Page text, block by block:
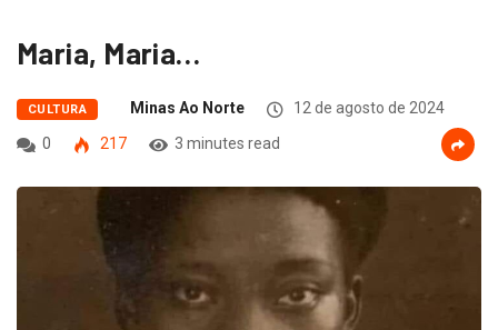
Maria, Maria…
CULTURA Minas Ao Norte
12 de agosto de 2024
0
217 3 minutes read